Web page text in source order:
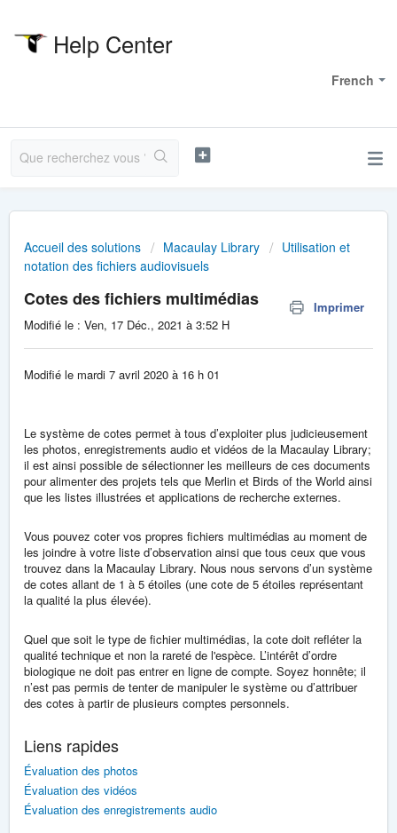
Help Center
French
Accueil des solutions Macaulay Library
Utilisation et
notation des fichiers audiovisuels
Cotes des fichiers multimédias
Imprimer
Modifié le : Ven, 17 Déc., 2021 à 3:52 H
Modifié le mardi 7 avril 2020 à 16 h 01
Le système de cotes permet à tous d’exploiter plus judicieusement
les photos, enregistrements audio et vidéos de la Macaulay Library;
il est ainsi possible de sélectionner les meilleurs de ces documents
pour alimenter des projets tels que Merlin et Birds of the World ainsi
que les listes illustrées et applications de recherche externes.
Vous pouvez coter vos propres fichiers multimédias au moment de
les joindre à votre liste d’observation ainsi que tous ceux que vous
trouvez dans la Macaulay Library. Nous nous servons d’un système
de cotes allant de 1 à 5 étoiles (une cote de 5 étoiles représentant
la qualité la plus élevée).
Quel que soit le type de fichier multimédias, la cote doit refléter la
qualité technique et non la rareté de l'espèce. L’intérêt d’ordre
biologique ne doit pas entrer en ligne de compte. Soyez honnête; il
n’est pas permis de tenter de manipuler le système ou d’attribuer
des cotes à partir de plusieurs comptes personnels.
Liens rapides
Évaluation des photos
Évaluation des vidéos
Évaluation des enregistrements audio